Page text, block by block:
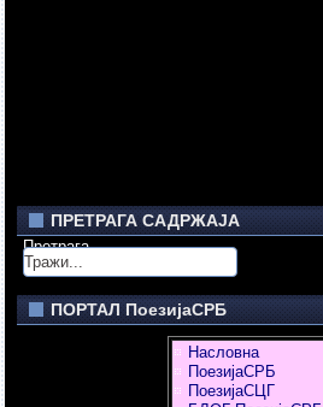
ПРЕТРАГА САДРЖАЈА
Претрага
ПОРТАЛ ПоезијаСРБ
Насловна
ПоезијаСРБ
ПоезијаСЦГ